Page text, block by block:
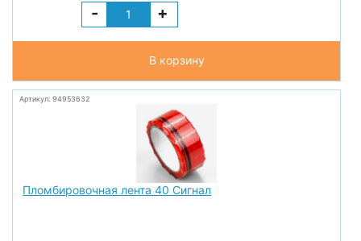
- +
В корзину
Артикул: 94953632
Пломбировочная лента 40 Сигнал